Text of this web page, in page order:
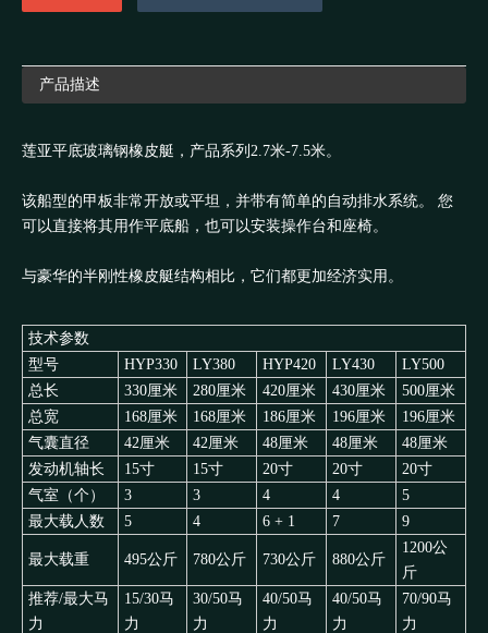
产品描述
莲亚平底玻璃钢橡皮艇，产品系列 2.7米-7.5米。
该船型的甲板非常开放或平坦，并带有简单的自动排水系统。 您
可以直接将其用作平底船，也可以安装操作台和座椅。
与豪华的半刚性橡皮艇结构相比，它们都更加经济实用。
技术参数
型号
HYP330 LY380 HYP420 LY430
LY500
总长
330厘米 280厘米 420厘米 430厘米
500厘米
总宽
168厘米 168厘米 186厘米 196厘米
196厘米
气囊直径
42厘米 42厘米 48厘米 48厘米
48厘米
发动机轴长
15寸 15寸 20寸 20寸
20寸
气室（个）
3 3 4 4
5
最大载人数
5 4 6 + 1 7 9
最大载重 495公斤 780公斤 730公斤 880公斤
1200公
斤
推荐/最大马
力
15/30马
力
30/50马
力
40/50马
力
40/50马
力
70/90马
力